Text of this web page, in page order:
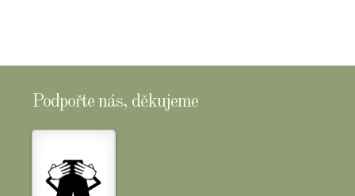
Podpořte nás, děkujeme